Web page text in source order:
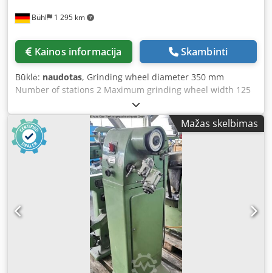
Bühl 1 295 km
Kainos informacija Skambinti
Būklė: naudotas, Grinding wheel diameter 350 mm
Number of stations 2 Maximum grinding wheel width 125
mm Workpiece support surface each 470 x 260 mm
Dksdpfx Acjtqqmcemjr Dimensions (LxWxH) 1.32 x 0.78 x
1.3 m - Swivelling workpiece support -
Mažas skelbimas